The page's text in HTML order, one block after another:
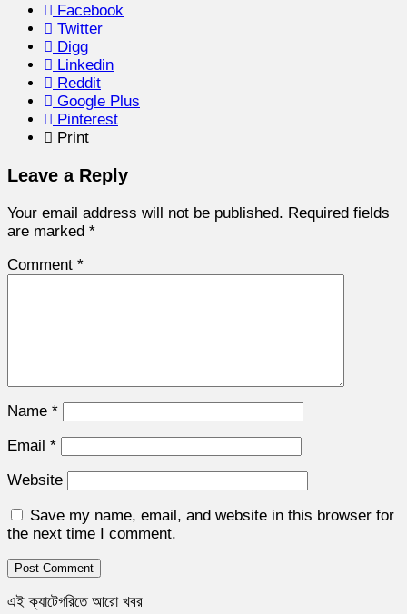
Facebook
Twitter
Digg
Linkedin
Reddit
Google Plus
Pinterest
Print
Leave a Reply
Your email address will not be published. Required fields
are marked *
Comment *
Name *
Email *
Website
Save my name, email, and website in this browser for
the next time I comment.
এই ক্যাটেগরিতে আরো খবর